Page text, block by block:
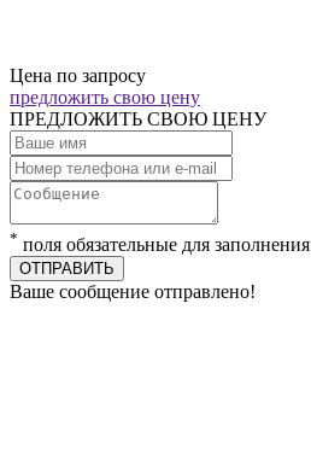
Цена по запросу
предложить свою цену
ПРЕДЛОЖИТЬ СВОЮ ЦЕНУ
* поля обязательные для заполнения
ОТПРАВИТЬ
Ваше сообщение отправлено!